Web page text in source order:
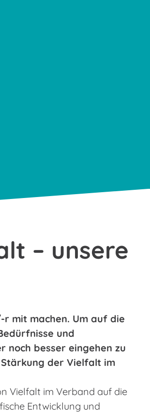
– unsere
mit machen. Um auf die
und
noch besser eingehen zu
der Vielfalt im
Vielfalt im Verband auf die
Entwicklung und